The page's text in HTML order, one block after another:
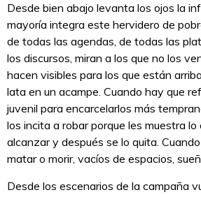
Desde bien abajo levanta los ojos la
mayoría integra este hervidero de
de todas las agendas, de todas las
los discursos, miran a los que no los
hacen visibles para los que están
lata en un acampe. Cuando hay que
juvenil para encarcelarlos más
los incita a robar porque les muestra lo
alcanzar y después se lo quita.
matar o morir, vacíos de espacios,
Desde los escenarios de la campaña